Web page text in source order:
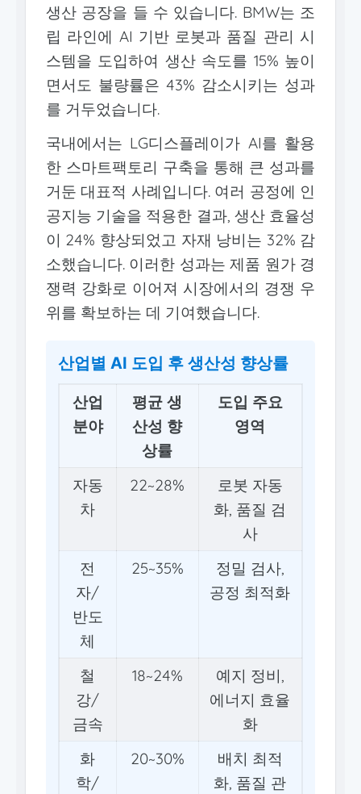
생산 공장을 들 수 있습니다. BMW는 조
립 라인에 AI 기반 로봇과 품질 관리 시
스템을 도입하여 생산 속도를 15% 높이
면서도 불량률은 43% 감소시키는 성과
를 거두었습니다.
국내에서는 LG디스플레이가 AI를 활용
한 스마트팩토리 구축을 통해 큰 성과를
거둔 대표적 사례입니다. 여러 공정에 인
공지능 기술을 적용한 결과, 생산 효율성
이 24% 향상되었고 자재 낭비는 32% 감
소했습니다. 이러한 성과는 제품 원가 경
쟁력 강화로 이어져 시장에서의 경쟁 우
위를 확보하는 데 기여했습니다.
산업별 AI 도입 후 생산성 향상률
산업
분야
평균 생
산성 향
상률
도입 주요
영역
자동
차
22~28%
로봇 자동
화, 품질 검
사
전
자/
반도
체
25~35%
정밀 검사,
공정 최적화
철
강/
금속
18~24%
예지 정비,
에너지 효율
화
화
학/
20~30%
배치 최적
화, 품질 관